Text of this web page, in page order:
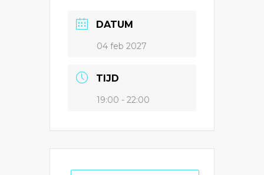
DATUM
04 feb 2027
TIJD
19:00 - 22:00